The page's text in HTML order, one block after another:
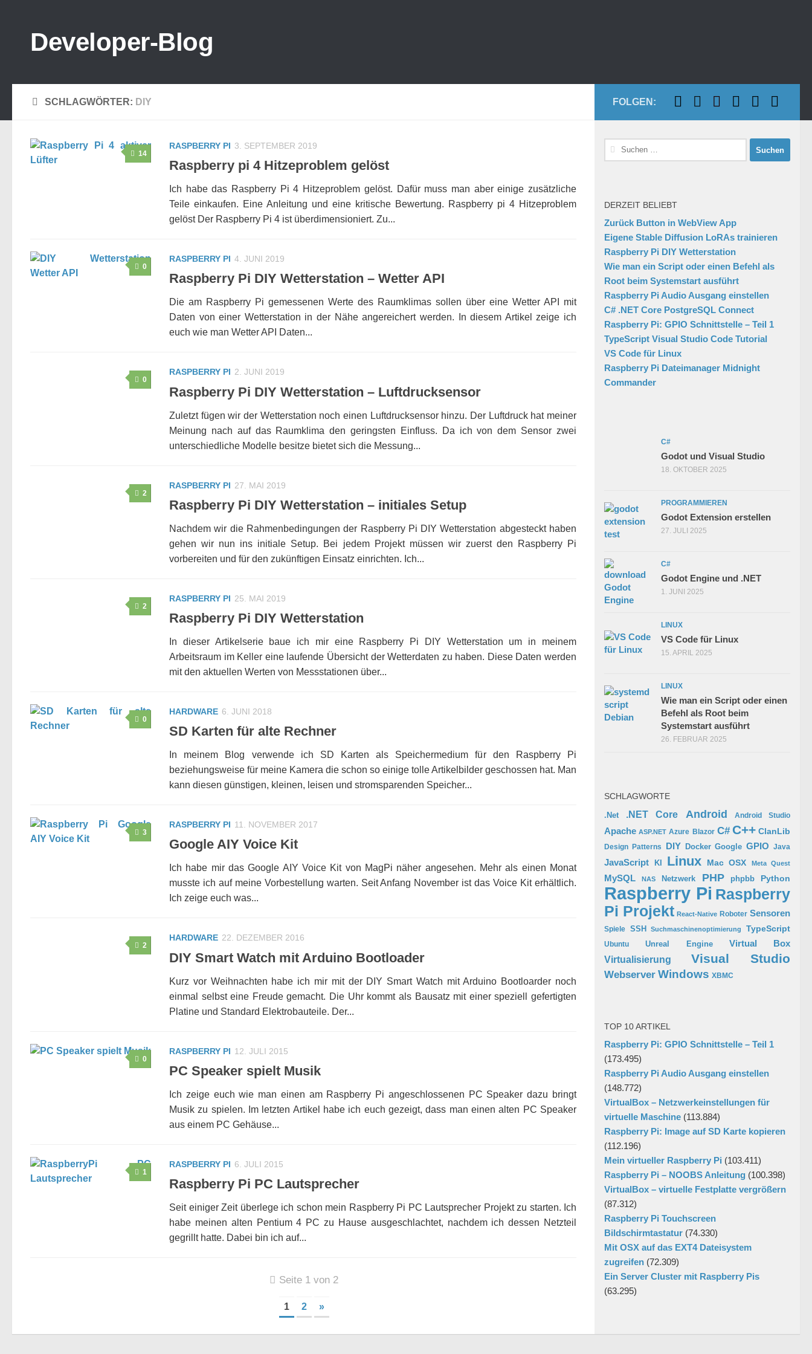
Developer-Blog
SCHLAGWÖRTER: DIY
14
RASPBERRY PI 3. SEPTEMBER 2019
Raspberry pi 4 Hitzeproblem gelöst
Ich habe das Raspberry Pi 4 Hitzeproblem gelöst. Dafür muss man aber einige zusätzliche
Teile einkaufen. Eine Anleitung und eine kritische Bewertung. Raspberry pi 4 Hitzeproblem
gelöst Der Raspberry Pi 4 ist überdimensioniert. Zu...
0
RASPBERRY PI 4. JUNI 2019
Raspberry Pi DIY Wetterstation – Wetter API
Die am Raspberry Pi gemessenen Werte des Raumklimas sollen über eine Wetter API mit
Daten von einer Wetterstation in der Nähe angereichert werden. In diesem Artikel zeige ich
euch wie man Wetter API Daten...
0
RASPBERRY PI 2. JUNI 2019
Raspberry Pi DIY Wetterstation – Luftdrucksensor
Zuletzt fügen wir der Wetterstation noch einen Luftdrucksensor hinzu. Der Luftdruck hat meiner
Meinung nach auf das Raumklima den geringsten Einfluss. Da ich von dem Sensor zwei
unterschiedliche Modelle besitze bietet sich die Messung...
2
RASPBERRY PI 27. MAI 2019
Raspberry Pi DIY Wetterstation – initiales Setup
Nachdem wir die Rahmenbedingungen der Raspberry Pi DIY Wetterstation abgesteckt haben
gehen wir nun ins initiale Setup. Bei jedem Projekt müssen wir zuerst den Raspberry Pi
vorbereiten und für den zukünftigen Einsatz einrichten. Ich...
2
RASPBERRY PI 25. MAI 2019
Raspberry Pi DIY Wetterstation
In dieser Artikelserie baue ich mir eine Raspberry Pi DIY Wetterstation um in meinem
Arbeitsraum im Keller eine laufende Übersicht der Wetterdaten zu haben. Diese Daten werden
mit den aktuellen Werten von Messstationen über...
0
HARDWARE 6. JUNI 2018
SD Karten für alte Rechner
In meinem Blog verwende ich SD Karten als Speichermedium für den Raspberry Pi
beziehungsweise für meine Kamera die schon so einige tolle Artikelbilder geschossen hat. Man
kann diesen günstigen, kleinen, leisen und stromsparenden Speicher...
3
RASPBERRY PI 11. NOVEMBER 2017
Google AIY Voice Kit
Ich habe mir das Google AIY Voice Kit von MagPi näher angesehen. Mehr als einen Monat
musste ich auf meine Vorbestellung warten. Seit Anfang November ist das Voice Kit erhältlich.
Ich zeige euch was...
2
HARDWARE 22. DEZEMBER 2016
DIY Smart Watch mit Arduino Bootloader
Kurz vor Weihnachten habe ich mir mit der DIY Smart Watch mit Arduino Bootloarder noch
einmal selbst eine Freude gemacht. Die Uhr kommt als Bausatz mit einer speziell gefertigten
Platine und Standard Elektrobauteile. Der...
0
RASPBERRY PI 12. JULI 2015
PC Speaker spielt Musik
Ich zeige euch wie man einen am Raspberry Pi angeschlossenen PC Speaker dazu bringt
Musik zu spielen. Im letzten Artikel habe ich euch gezeigt, dass man einen alten PC Speaker
aus einem PC Gehäuse...
1
RASPBERRY PI 6. JULI 2015
Raspberry Pi PC Lautsprecher
Seit einiger Zeit überlege ich schon mein Raspberry Pi PC Lautsprecher Projekt zu starten. Ich
habe meinen alten Pentium 4 PC zu Hause ausgeschlachtet, nachdem ich dessen Netzteil
gegrillt hatte. Dabei bin ich auf...
Seite 1 von 2
1 2 »
FOLGEN:
Suchen
nach:
DERZEIT BELIEBT
Zurück Button in WebView App
Eigene Stable Diffusion LoRAs trainieren
Raspberry Pi DIY Wetterstation
Wie man ein Script oder einen Befehl als
Root beim Systemstart ausführt
Raspberry Pi Audio Ausgang einstellen
C# .NET Core PostgreSQL Connect
Raspberry Pi: GPIO Schnittstelle – Teil 1
TypeScript Visual Studio Code Tutorial
VS Code für Linux
Raspberry Pi Dateimanager Midnight
Commander
C#
Godot und Visual Studio
18. OKTOBER 2025
PROGRAMMIEREN
Godot Extension erstellen
27. JULI 2025
C#
Godot Engine und .NET
1. JUNI 2025
LINUX
VS Code für Linux
15. APRIL 2025
LINUX
Wie man ein Script oder einen
Befehl als Root beim
Systemstart ausführt
26. FEBRUAR 2025
SCHLAGWORTE
.Net .NET Core Android Android Studio
Apache ASP.NET Azure Blazor C# C++ ClanLib
Design Patterns DIY Docker Google GPIO Java
JavaScript KI Linux Mac OSX Meta Quest
MySQL NAS Netzwerk PHP phpbb Python
Raspberry Pi Raspberry
Pi Projekt React-Native Roboter Sensoren
Spiele SSH Suchmaschinenoptimierung TypeScript
Ubuntu Unreal Engine
Virtual Box
Virtualisierung
Visual Studio
Webserver Windows XBMC
TOP 10 ARTIKEL
Raspberry Pi: GPIO Schnittstelle – Teil 1
(173.495)
Raspberry Pi Audio Ausgang einstellen
(148.772)
VirtualBox – Netzwerkeinstellungen für
virtuelle Maschine (113.884)
Raspberry Pi: Image auf SD Karte kopieren
(112.196)
Mein virtueller Raspberry Pi (103.411)
Raspberry Pi – NOOBS Anleitung (100.398)
VirtualBox – virtuelle Festplatte vergrößern
(87.312)
Raspberry Pi Touchscreen
Bildschirmtastatur (74.330)
Mit OSX auf das EXT4 Dateisystem
zugreifen (72.309)
Ein Server Cluster mit Raspberry Pis
(63.295)